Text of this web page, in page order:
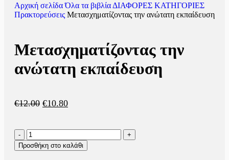
Αρχική σελίδαΌλα τα βιβλία ΔΙΑΦΟΡΕΣ ΚΑΤΗΓΟΡΙΕΣ
Πρακτoρεύσεις Μετασχηματίζοντας την ανώτατη εκπαίδευση
Μετασχηματίζοντας την
ανώτατη εκπαίδευση
€12.00 €10.80
Προσθήκη στο καλάθι